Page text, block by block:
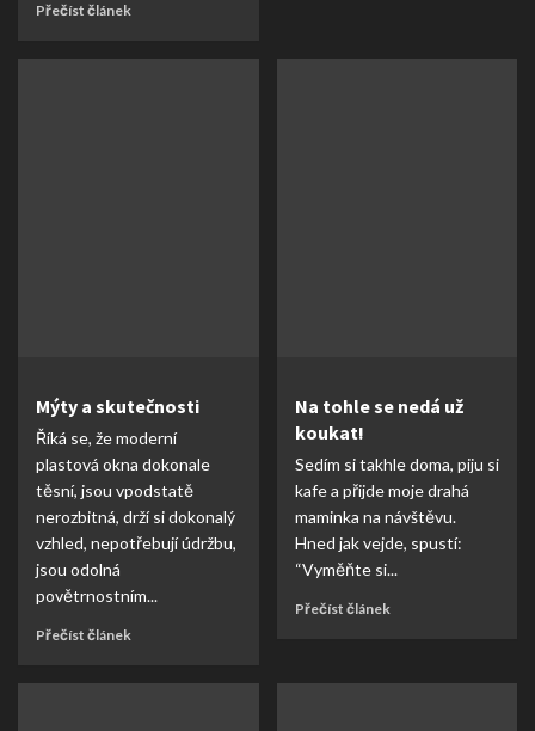
Přečíst článek
Mýty a skutečnosti
Říká se, že moderní
plastová okna dokonale
těsní, jsou vpodstatě
nerozbitná, drží si dokonalý
vzhled, nepotřebují údržbu,
jsou odolná
povětrnostním...
Přečíst článek
Na tohle se nedá už
koukat!
Sedím si takhle doma, piju si
kafe a přijde moje drahá
maminka na návštěvu.
Hned jak vejde, spustí:
“Vyměňte si...
Přečíst článek